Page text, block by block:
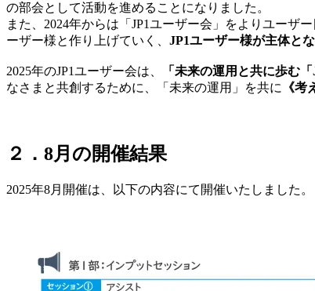
の部会として活動を進めることになりました。
また、2024年からは「JP1ユーザー会」をよりユーザ
ーザー様と作り上げていく、 JP1ユーザー様が主体と
2025年のJP1ユーザー会は、 「未来の運用と共に歩む
なさまと共創するために、「未来の運用」を共に
《考
２．8月の開催結果
2025年8月開催は、以下の内容にて開催いたしました。